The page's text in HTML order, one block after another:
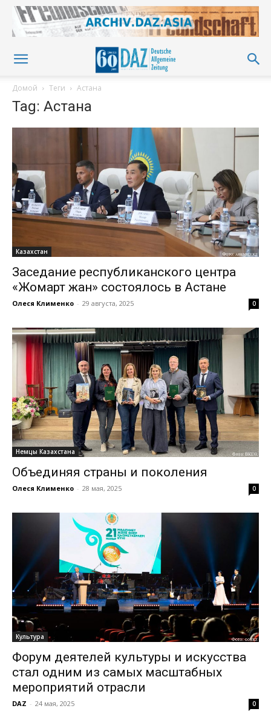
Домой Теги Астана
Tag: Астана
Казахстан
Заседание республиканского центра
«Жомарт жан» состоялось в Астане
Олеся Клименко - 29 августа, 2025 0
Немцы Казахстана
Объединяя страны и поколения
Олеся Клименко - 28 мая, 2025 0
Культура
Форум деятелей культуры и искусства
стал одним из самых масштабных
мероприятий отрасли
DAZ - 24 мая, 2025 0